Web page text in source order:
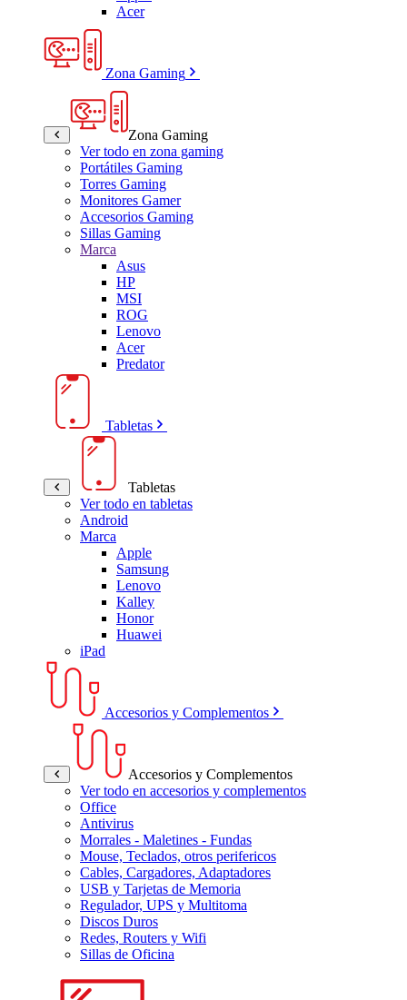
Acer
Zona Gaming
Zona Gaming
Ver todo en zona gaming
Portátiles Gaming
Torres Gaming
Monitores Gamer
Accesorios Gaming
Sillas Gaming
Marca
Asus
HP
MSI
ROG
Lenovo
Acer
Predator
Tabletas
Tabletas
Ver todo en tabletas
Android
Marca
Apple
Samsung
Lenovo
Kalley
Honor
Huawei
iPad
Accesorios y Complementos
Accesorios y Complementos
Ver todo en accesorios y complementos
Office
Antivirus
Morrales - Maletines - Fundas
Mouse, Teclados, otros perifericos
Cables, Cargadores, Adaptadores
USB y Tarjetas de Memoria
Regulador, UPS y Multitoma
Discos Duros
Redes, Routers y Wifi
Sillas de Oficina